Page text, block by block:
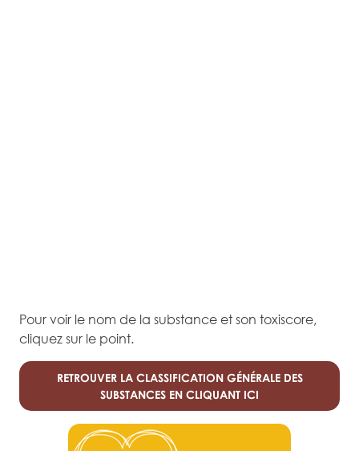
Pour voir le nom de la substance et son toxiscore,
cliquez sur le point.
RETROUVER LA CLASSIFICATION GÉNÉRALE DES
SUBSTANCES EN CLIQUANT ICI